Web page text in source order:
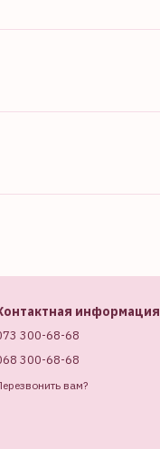
информация
300-68-68
300-68-68
вам?